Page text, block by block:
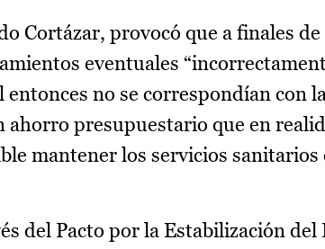
Cortázar, provocó que a finales de
eventuales
no se correspondían con
presupuestario que en
mantener los servicios sanitarios
del Pacto por la Estabilización